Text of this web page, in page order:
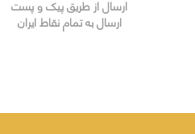
ارسال از طریق پیک و پست
ارسال به تمام نقاط ایران